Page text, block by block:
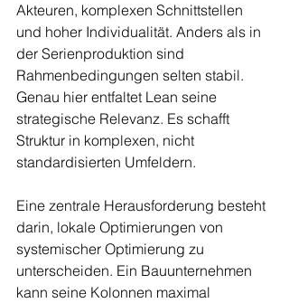
Akteuren, komplexen Schnittstellen
und hoher Individualität. Anders als in
der Serienproduktion sind
Rahmenbedingungen selten stabil.
Genau hier entfaltet Lean seine
strategische Relevanz. Es schafft
Struktur in komplexen, nicht
standardisierten Umfeldern.
Eine zentrale Herausforderung besteht
darin, lokale Optimierungen von
systemischer Optimierung zu
unterscheiden. Ein Bauunternehmen
kann seine Kolonnen maximal